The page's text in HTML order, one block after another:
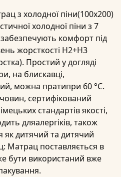
з холодної піни(100х200)
холодної піни з 7
комфорт під
жорсткості H2+H3
Простий у догляді
на блискавці,
можна пратипри 60 °C.
сертифікований
стандартів якості,
дляалергіків, також
як дитячий та дитячий
Матрац поставляється в
бути використаний вже